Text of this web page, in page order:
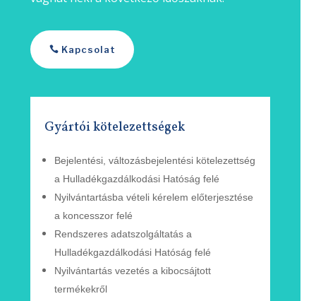
Kapcsolat
Gyártói kötelezettségek
Bejelentési, változásbejelentési kötelezettség
a Hulladékgazdálkodási Hatóság felé
Nyilvántartásba vételi kérelem előterjesztése
a koncesszor felé
Rendszeres adatszolgáltatás a
Hulladékgazdálkodási Hatóság felé
Nyilvántartás vezetés a kibocsájtott
termékekről